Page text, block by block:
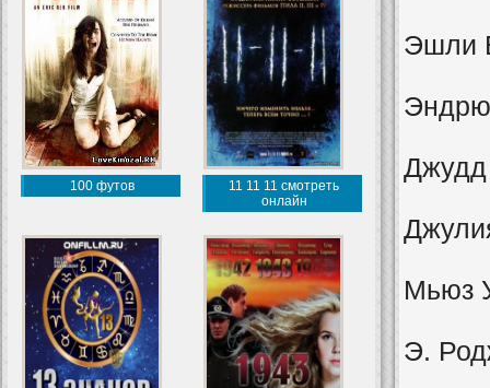
100 футов
11 11 11 смотреть
онлайн
Эшли
Мьюз
Э.